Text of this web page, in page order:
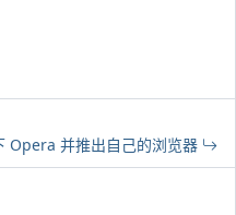
Opera 并推出自己的浏览器